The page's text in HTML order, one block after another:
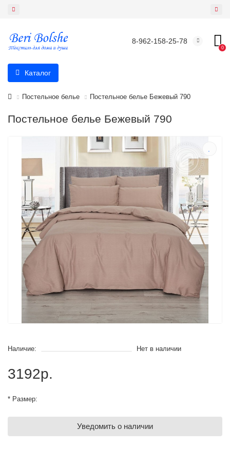
8-962-158-25-78
0
Каталог
Постельное белье Постельное белье Бежевый 790
Постельное белье Бежевый 790
Наличие: Нет в наличии
3192р.
* Размер:
Уведомить о наличии